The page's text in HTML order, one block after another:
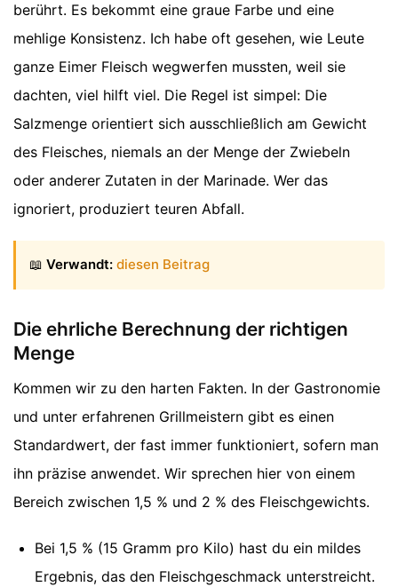
berührt. Es bekommt eine graue Farbe und eine
mehlige Konsistenz. Ich habe oft gesehen, wie Leute
ganze Eimer Fleisch wegwerfen mussten, weil sie
dachten, viel hilft viel. Die Regel ist simpel: Die
Salzmenge orientiert sich ausschließlich am Gewicht
des Fleisches, niemals an der Menge der Zwiebeln
oder anderer Zutaten in der Marinade. Wer das
ignoriert, produziert teuren Abfall.
📖 Verwandt: diesen Beitrag
Die ehrliche Berechnung der richtigen
Menge
Kommen wir zu den harten Fakten. In der Gastronomie
und unter erfahrenen Grillmeistern gibt es einen
Standardwert, der fast immer funktioniert, sofern man
ihn präzise anwendet. Wir sprechen hier von einem
Bereich zwischen 1,5 % und 2 % des Fleischgewichts.
Bei 1,5 % (15 Gramm pro Kilo) hast du ein mildes
Ergebnis, das den Fleischgeschmack unterstreicht.